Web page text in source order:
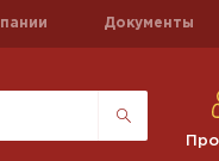
Документы